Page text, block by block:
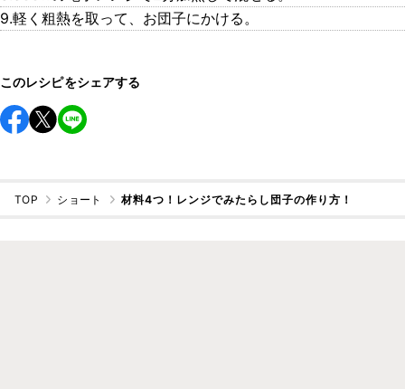
9.軽く粗熱を取って、お団子にかける。
このレシピをシェアする
TOP ショート 材料4つ！レンジでみたらし団子の作り方！